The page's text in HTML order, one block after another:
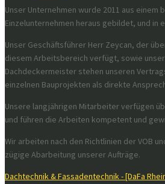
Unser Unternehmen wurde 2011 aus einem
Einzelunternehmen heraus gebildet, und in
Unser Geschäftsführer Herr Zeycan, der
diesem Arbeitsbereich verfügt, sowie
Dachdeckermeister stehen unseren
einzelnen Bauprojekten als direkte
Unsere langjährigen Mitarbeiter verfügen
und führen die Arbeiten kompetent und
Wir arbeiten nach den Richtlinien der VOB
zügige Abarbeitung unserer Aufträge.
Dachtechnik & Fassadentechnik - [DaFa